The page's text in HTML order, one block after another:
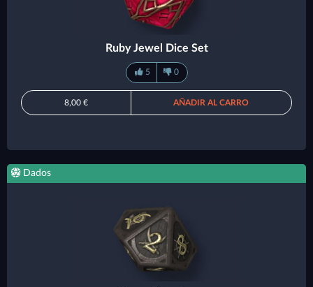
Ruby Jewel Dice Set
5 0
8,00 € AÑADIR AL CARRO
Dados